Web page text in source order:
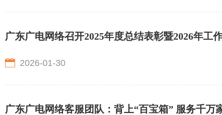
广东广电网络召开2025年度总结表彰暨2026年工
2026-01-30
广东广电网络客服团队：背上“百宝箱” 服务千万